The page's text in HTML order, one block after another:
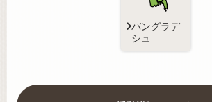
バングラデ
シュ